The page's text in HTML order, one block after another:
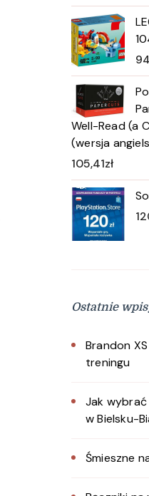
Well-Read (a
(wersja
105,41zł
Ostatnie
Brandon
treningu
Jak
w Bielsku-
Śmieszne